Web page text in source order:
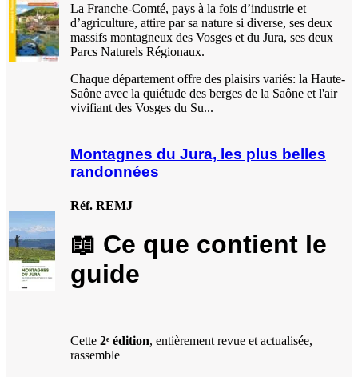
La Franche-Comté, pays à la fois d’industrie et
d’agriculture, attire par sa nature si diverse, ses deux
massifs montagneux des Vosges et du Jura, ses deux
Parcs Naturels Régionaux.
Chaque département offre des plaisirs variés: la Haute-
Saône avec la quiétude des berges de la Saône et l'air
vivifiant des Vosges du Su...
Montagnes du Jura, les plus belles
randonnées
Réf. REMJ
📖 Ce que contient le
guide
Cette 2ᵉ édition, entièrement revue et actualisée,
rassemble